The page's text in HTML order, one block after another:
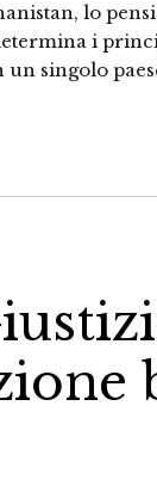
lo
i
un singolo